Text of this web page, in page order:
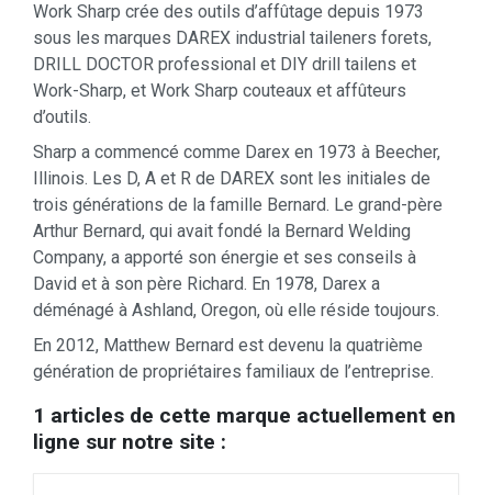
Work Sharp crée des outils d’affûtage depuis 1973
sous les marques DAREX industrial taileners forets,
DRILL DOCTOR professional et DIY drill tailens et
Work-Sharp, et Work Sharp couteaux et affûteurs
d’outils.
Sharp a commencé comme Darex en 1973 à Beecher,
Illinois. Les D, A et R de DAREX sont les initiales de
trois générations de la famille Bernard. Le grand-père
Arthur Bernard, qui avait fondé la Bernard Welding
Company, a apporté son énergie et ses conseils à
David et à son père Richard. En 1978, Darex a
déménagé à Ashland, Oregon, où elle réside toujours.
En 2012, Matthew Bernard est devenu la quatrième
génération de propriétaires familiaux de l’entreprise.
1 articles de cette marque actuellement en
ligne sur notre site :